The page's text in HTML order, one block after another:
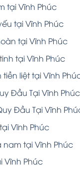
tại Vĩnh Phúc
tại Vĩnh Phúc
tại Vĩnh Phúc
tại Vĩnh Phúc
liệt tại Vĩnh
Đầu Tại Vĩnh Phúc
Đầu Tại Vĩnh
Vĩnh Phúc
nam tại Vĩnh Phúc
Vĩnh Phúc